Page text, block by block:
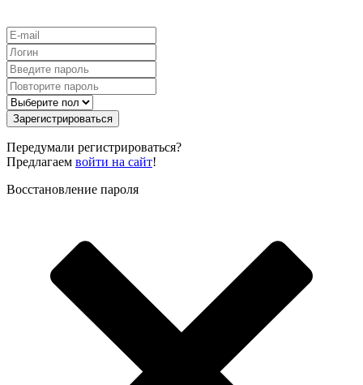
Зарегистрироваться
Передумали регистрироваться?
Предлагаем войти на сайт!
Восстановление пароля